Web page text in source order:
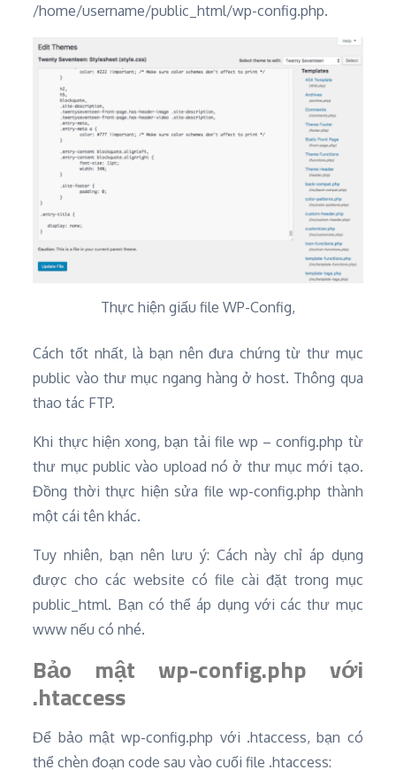
/home/username/public_html/wp-config.php.
Thực hiện giấu file WP-Config,
Cách tốt nhất, là bạn nên đưa chứng từ thư mục
public vào thư mục ngang hàng ở host. Thông qua
thao tác FTP.
Khi thực hiện xong, bạn tải file wp – config.php từ
thư mục public vào upload nó ở thư mục mới tạo.
Đồng thời thực hiện sửa file wp-config.php thành
một cái tên khác.
Tuy nhiên, bạn nên lưu ý: Cách này chỉ áp dụng
được cho các website có file cài đặt trong mục
public_html. Bạn có thể áp dụng với các thư mục
www nếu có nhé.
Bảo mật wp-config.php với
.htaccess
Để bảo mật wp-config.php với .htaccess, bạn có
thể chèn đoạn code sau vào cuối file .htaccess: